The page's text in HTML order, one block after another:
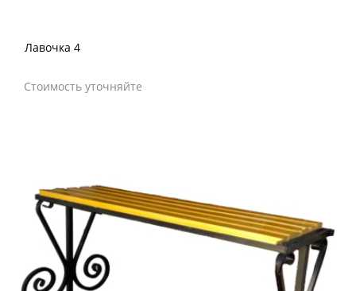
Лавочка 4
Стоимость уточняйте